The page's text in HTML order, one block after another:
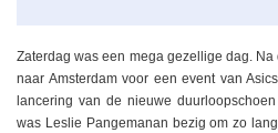
Zaterdag was een mega gezellige dag.
naar Amsterdam voor een event van
lancering van de nieuwe
was Leslie Pangemanan bezig om zo